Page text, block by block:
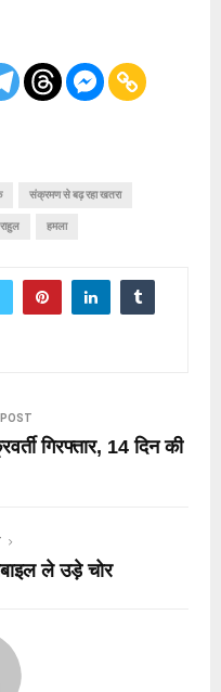
संक्रमण से बढ़ रहा खतरा
हमला
POST
गिरफ्तार, 14 दिन की
ले उड़े चोर